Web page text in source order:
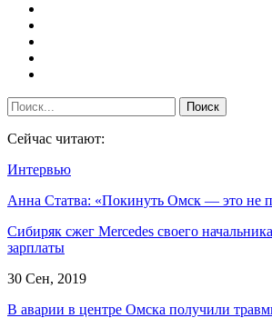
Сейчас читают:
Интервью
Анна Статва: «Покинуть Омск — это не
Сибиряк сжег Mercedes своего
зарплаты
30 Сен, 2019
В аварии в центре Омска получили